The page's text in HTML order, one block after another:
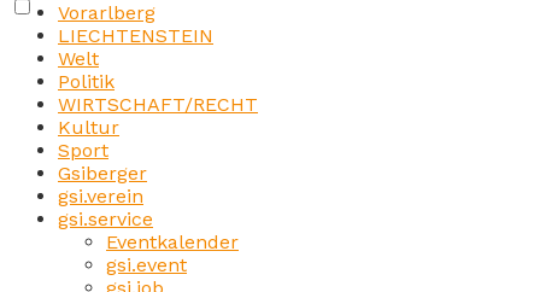
Vorarlberg
LIECHTENSTEIN
Welt
Politik
WIRTSCHAFT/RECHT
Kultur
Sport
Gsiberger
gsi.verein
gsi.service
Eventkalender
gsi.event